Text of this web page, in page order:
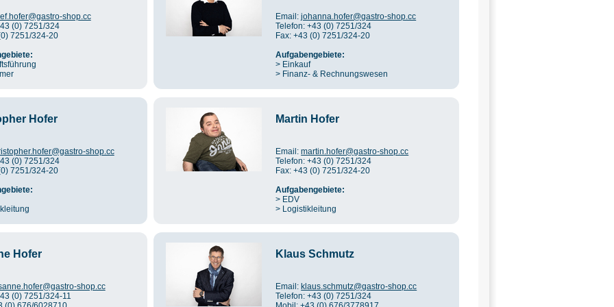
shop.cc
(0) 7251/324
7251/324-20
Email:johanna.hofer@gastro-shop.cc
Telefon: +43 (0) 7251/324
Fax: +43 (0) 7251/324-20
Aufgabengebiete:
> Einkauf
> Finanz- & Rechnungswesen
Hofer
shop.cc
(0) 7251/324
7251/324-20
Martin Hofer
Email:martin.hofer@gastro-shop.cc
Telefon: +43 (0) 7251/324
Fax: +43 (0) 7251/324-20
Aufgabengebiete:
> EDV
> Logistikleitung
Hofer
shop.cc
(0) 7251/324-11
Klaus Schmutz
Email: klaus.schmutz@gastro-shop.cc
Telefon: +43 (0) 7251/324